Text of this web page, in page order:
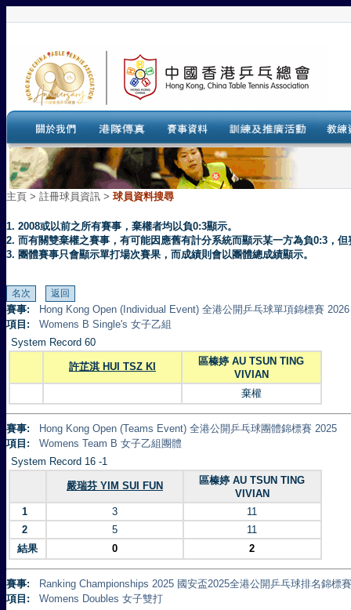
主頁 > 註冊球員資訊 > 球員資料搜尋
1. 2008或以前之所有賽事，棄權者均以負0:3顯示。
2. 而有關雙棄權之賽事，有可能因應舊有計分系統而顯示某一方為負0:3，
3. 團體賽事只會顯示單打場次賽果，而成績則會以團體總成績顯示。
賽事:
Hong Kong Open (Individual Event) 全港公開乒乓球單項錦標賽 2026
項目:
Womens B Single's 女子乙組
System Record 60
許芷淇 HUI TSZ KI
區榛婷 AU TSUN TING
VIVIAN
棄權
賽事:
Hong Kong Open (Teams Event) 全港公開乒乓球團體錦標賽 2025
項目:
Womens Team B 女子乙組團體
System Record 16 -1
嚴瑞芬 YIM SUI FUN
區榛婷 AU TSUN TING
VIVIAN
1
3
11
2
5
11
結果
0 2
賽事:
Ranking Championships 2025 國安盃2025全港公開乒乓球排名錦標
項目:
Womens Doubles 女子雙打